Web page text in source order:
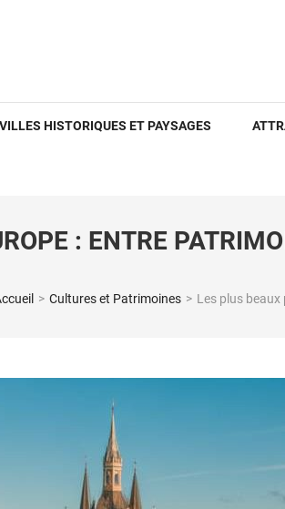
VILLES HISTORIQUES ET PAYSAGES
: ENTRE
> Cultures et Patrimoines > Les plus beaux